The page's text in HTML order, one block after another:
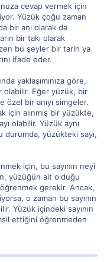
cevap vermek için
Yüzük çoğu zaman
bir anı olarak da
bir takı olarak
bu şeyler bir tarih ya
ifade eder.
yaklaşımınıza göre,
olabilir. Eğer yüzük, bir
özel bir anıyı simgeler.
için alınmış bir yüzükte,
olabilir. Yüzük aynı
durumda, yüzükteki sayı,
için, bu sayının neyi
yüzüğün ait olduğu
gerekir. Ancak,
o zaman bu sayının
Yüzük içindeki sayının
ettiğini öğrenmeden